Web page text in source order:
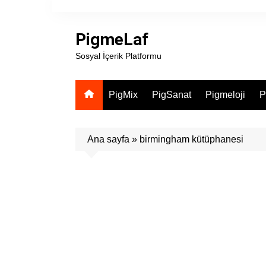
PigmeLaf
Sosyal İçerik Platformu
PigMix PigSanat Pigmeloji
Ana sayfa » birmingham kütüphanesi